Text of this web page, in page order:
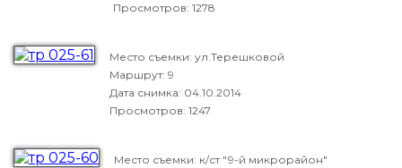
Просмотров: 1278
Место съемки: ул.Терешковой
Маршрут: 9
Дата снимка: 04.10.2014
Просмотров: 1247
Место съемки: к/ст "9-й микрорайон"